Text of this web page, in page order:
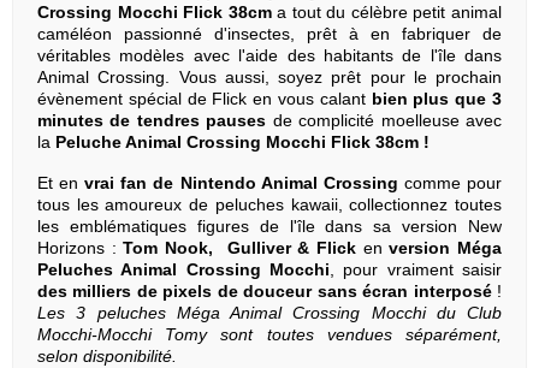
Crossing Mocchi Flick 38cma tout du célèbre petit animal
caméléon passionné d'insectes, prêt à en fabriquer de
véritables modèles avec l'aide des habitants de l'île dans
Animal Crossing. Vous aussi, soyez prêt pour le prochain
évènement spécial de Flick en vous calant bien plus que 3
minutes de tendres pauses de complicité moelleuse avec
la Peluche Animal Crossing Mocchi Flick 38cm !
Et envrai fan de Nintendo Animal Crossing comme pour
tous les amoureux de peluches kawaii, collectionnez toutes
les emblématiques figures de l'île dans sa version New
Horizons : Tom Nook, Gulliver & Flickenversion Méga
Peluches Animal Crossing Mocchi, pour vraiment saisir
des milliers de pixels de douceur sans écran interposé!
Les 3 peluches Méga Animal Crossing Mocchi du Club
Mocchi-Mocchi Tomy sont toutes vendues séparément,
selon disponibilité.